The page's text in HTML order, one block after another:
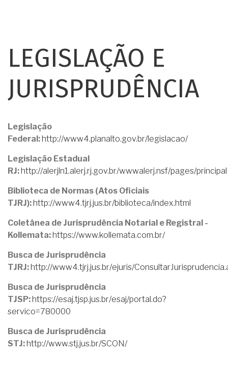
LEGISLAÇÃO E
JURISPRUDÊNCIA
Legislação
Federal:http://www4.planalto.gov.br/legislacao/
Legislação Estadual
RJ:http://alerjln1.alerj.rj.gov.br/wwwalerj.nsf/pages/principal
Biblioteca de Normas (Atos Oficiais
TJRJ):http://www4.tjrj.jus.br/biblioteca/index.html
Coletânea de Jurisprudência Notarial e Registral -
Kollemata:https://www.kollemata.com.br/
Busca de Jurisprudência
TJRJ:http://www4.tjrj.jus.br/ejuris/
Busca de Jurisprudência
TJSP:https://esaj.tjsp.jus.br/esaj/portal.do?
servico=780000
Busca de Jurisprudência
STJ:http://www.stj.jus.br/SCON/